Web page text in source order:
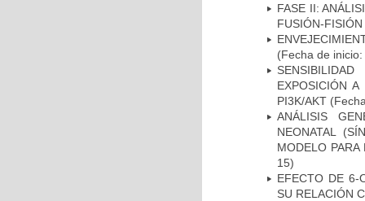
FASE II:
FUSIÓN-
(Fecha de
EXPOSICIÓN
PI3K/AKT
ANÁLISIS
NEONATAL
MODELO
15)
EFECTO DE 6-
SU RELACIÓN